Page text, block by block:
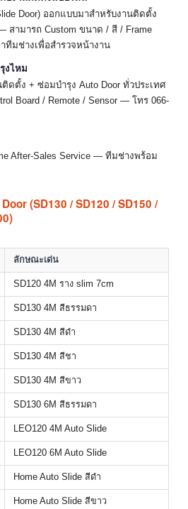
Door) ออกแบบมาสำหรับงานติดตั้ง
สามารถ Custom ขนาด / สี / Frame
มช่างเพื่อสำรวจหน้างาน
งไหม
ดตั้ง + ซ่อมบำรุง Auto Door ทั่วประเทศ
Board / Remote / Sensor — โทร 066-
After-Sales Service — ทีมช่างพร้อม
(SD130 / SD120 / SD150 /
ลักษณะเด่น
SD120 4M ราง slim 7cm
SD130 4M สีธรรมดา
SD130 4M สีดำ
SD130 4M สีชา
SD130 4M สีขาว
SD130 6M สีธรรมดา
LEO120 4M Auto Slide
LEO120 6M Auto Slide
Home Auto Slide สีดำ
Home Auto Slide สีขาว